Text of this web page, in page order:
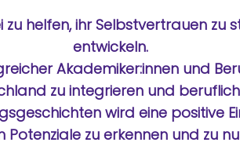
zu helfen, ihr Selbstvertrauen zu
entwickeln.
Akademiker:innen und
zu integrieren und
wird eine positive
Potenziale zu erkennen und zu